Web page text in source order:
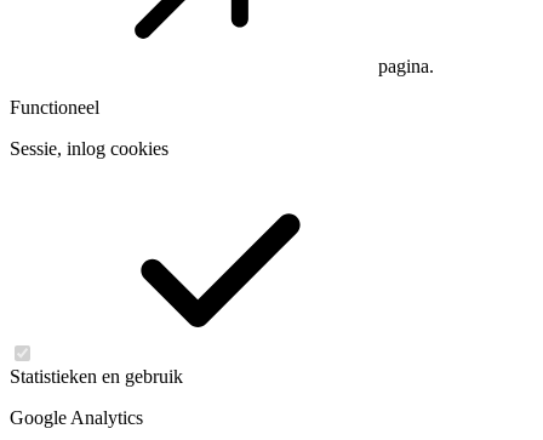
pagina.
Functioneel
Sessie, inlog cookies
Statistieken en gebruik
Google Analytics